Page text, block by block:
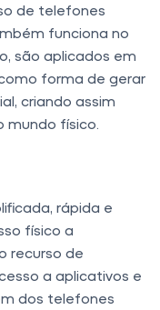
de telefones
funciona no
são aplicados em
forma de gerar
criando assim
mundo físico.
rápida e
físico a
recurso de
a aplicativos e
dos telefones